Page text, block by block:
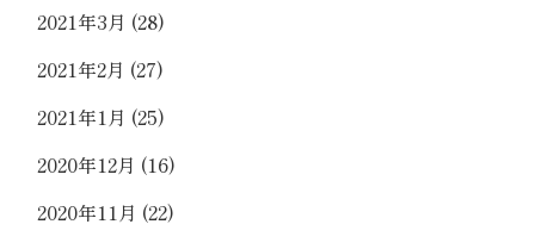
2021年3月 (28)
2021年2月 (27)
2021年1月 (25)
2020年12月 (16)
2020年11月 (22)